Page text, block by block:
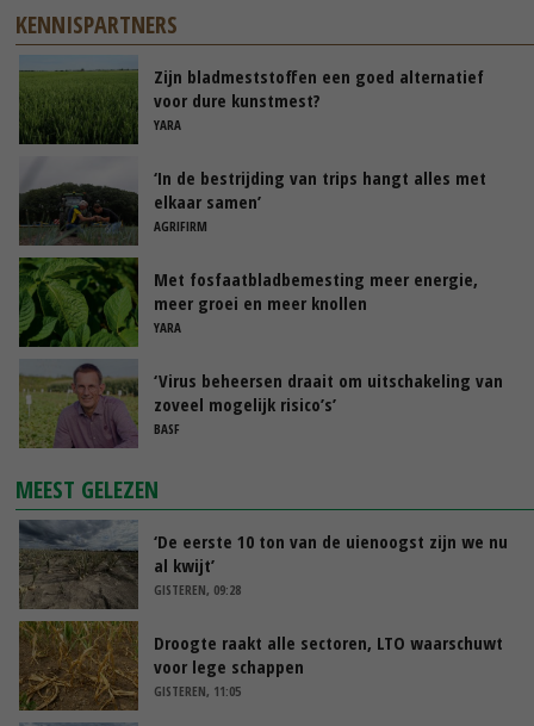
KENNISPARTNERS
Zijn bladmeststoffen een goed alternatief
voor dure kunstmest?
YARA
‘In de bestrijding van trips hangt alles met
elkaar samen’
AGRIFIRM
Met fosfaatbladbemesting meer energie,
meer groei en meer knollen
YARA
‘Virus beheersen draait om uitschakeling van
zoveel mogelijk risico’s’
BASF
MEEST GELEZEN
‘De eerste 10 ton van de uienoogst zijn we nu
al kwijt’
GISTEREN, 09:28
Droogte raakt alle sectoren, LTO waarschuwt
voor lege schappen
GISTEREN, 11:05